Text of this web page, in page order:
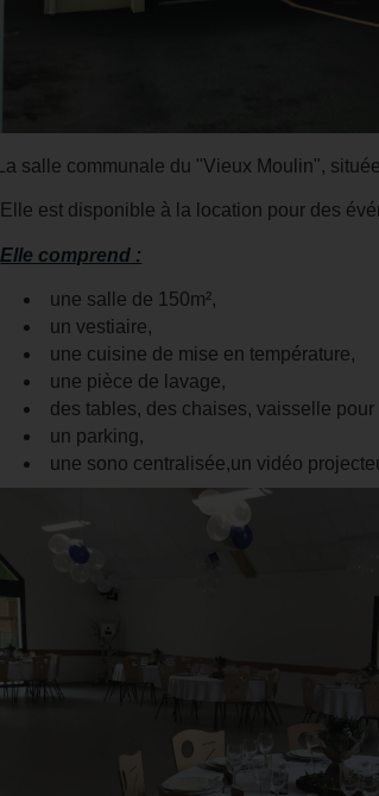
La salle communale du "Vieux Moulin",
Elle est disponible à la location pour des
Elle comprend :
une salle de 150m²,
un vestiaire,
une cuisine de mise en température,
une pièce de lavage,
des tables, des chaises, vaisselle
un parking,
une sono centralisée,un vidéo